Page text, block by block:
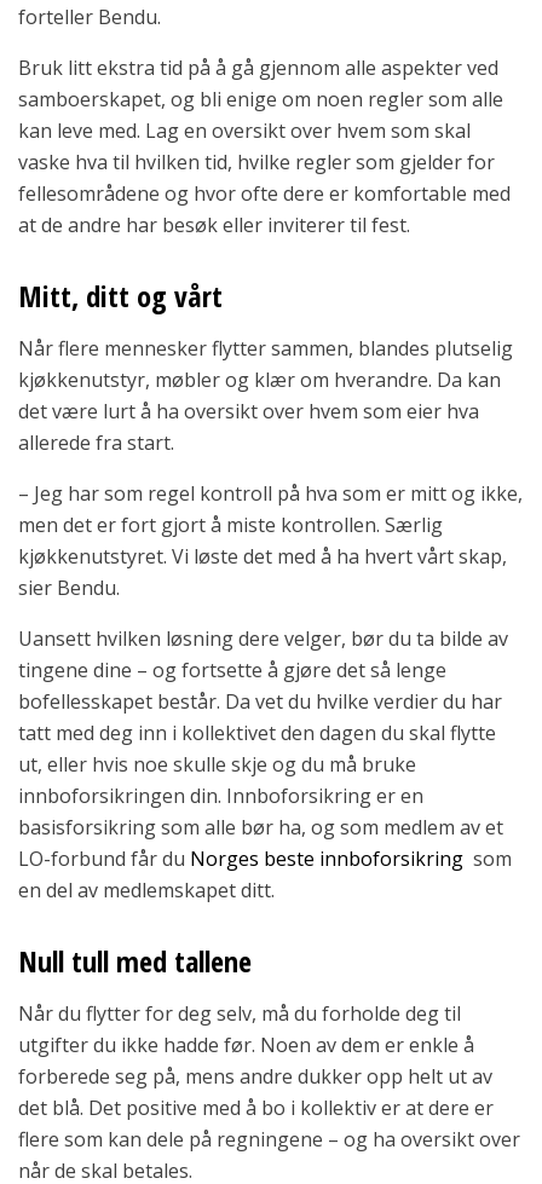
forteller Bendu.
Bruk litt ekstra tid på å gå gjennom alle aspekter ved
samboerskapet, og bli enige om noen regler som alle
kan leve med. Lag en oversikt over hvem som skal
vaske hva til hvilken tid, hvilke regler som gjelder for
fellesområdene og hvor ofte dere er komfortable med
at de andre har besøk eller inviterer til fest.
Mitt, ditt og vårt
Når flere mennesker flytter sammen, blandes plutselig
kjøkkenutstyr, møbler og klær om hverandre. Da kan
det være lurt å ha oversikt over hvem som eier hva
allerede fra start.
– Jeg har som regel kontroll på hva som er mitt og ikke,
men det er fort gjort å miste kontrollen. Særlig
kjøkkenutstyret. Vi løste det med å ha hvert vårt skap,
sier Bendu.
Uansett hvilken løsning dere velger, bør du ta bilde av
tingene dine – og fortsette å gjøre det så lenge
bofellesskapet består. Da vet du hvilke verdier du har
tatt med deg inn i kollektivet den dagen du skal flytte
ut, eller hvis noe skulle skje og du må bruke
innboforsikringen din. Innboforsikring er en
basisforsikring som alle bør ha, og som medlem av et
LO-forbund får du Norges beste innboforsikring som
en del av medlemskapet ditt.
Null tull med tallene
Når du flytter for deg selv, må du forholde deg til
utgifter du ikke hadde før. Noen av dem er enkle å
forberede seg på, mens andre dukker opp helt ut av
det blå. Det positive med å bo i kollektiv er at dere er
flere som kan dele på regningene – og ha oversikt over
når de skal betales.